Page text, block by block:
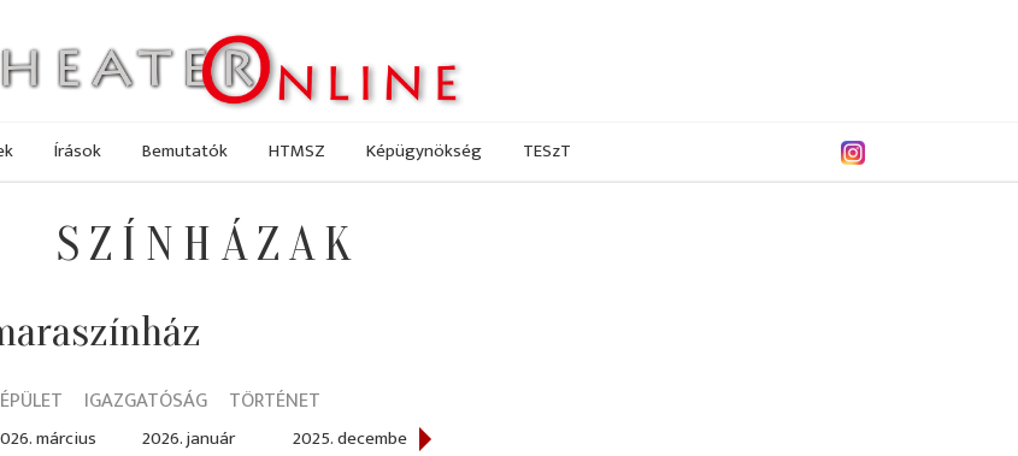
Írások Bemutatók HTMSZ Képügynökség TESzT
SZÍNHÁZAK
ÉPÜLET IGAZGATÓSÁG TÖRTÉNET
március 2026. január 2025. december